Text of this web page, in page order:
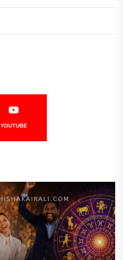
YOUTUBE